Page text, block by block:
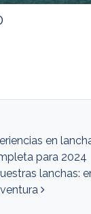
de
en
para 2024
lanchas: